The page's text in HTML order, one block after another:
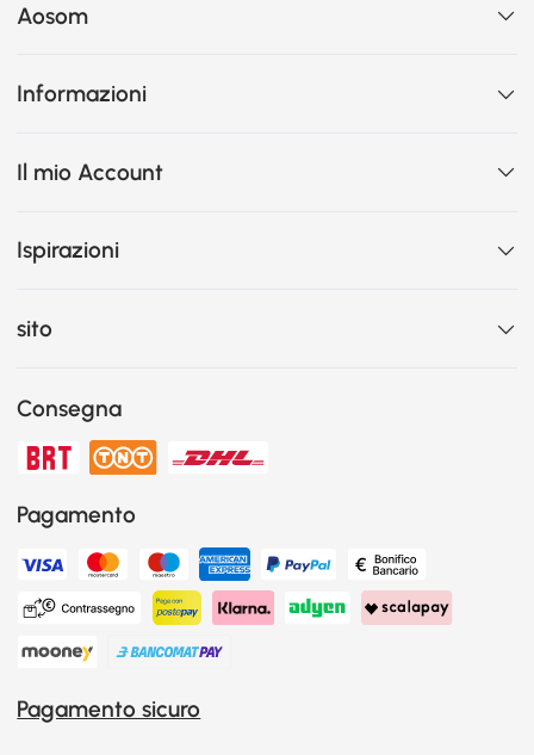
Aosom
Informazioni
Il mio Account
Ispirazioni
sito
Consegna
Pagamento
Pagamento sicuro